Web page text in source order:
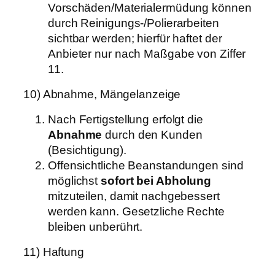
Vorschäden/Materialermüdung können
durch Reinigungs-/Polierarbeiten
sichtbar werden; hierfür haftet der
Anbieter nur nach Maßgabe von Ziffer
11.
10) Abnahme, Mängelanzeige
Nach Fertigstellung erfolgt die
Abnahme durch den Kunden
(Besichtigung).
Offensichtliche Beanstandungen sind
möglichstsofort bei Abholung
mitzuteilen, damit nachgebessert
werden kann. Gesetzliche Rechte
bleiben unberührt.
11) Haftung